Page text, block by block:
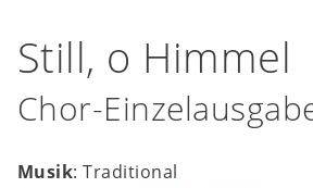
Still, o Himmel
Chor-
Musik: Traditional